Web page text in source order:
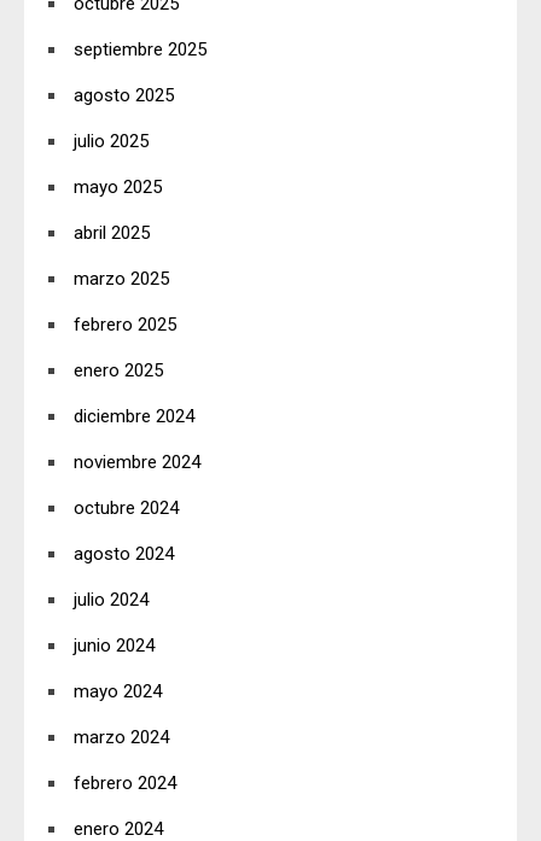
septiembre 2025
agosto 2025
julio 2025
mayo 2025
abril 2025
marzo 2025
febrero 2025
enero 2025
diciembre 2024
noviembre 2024
octubre 2024
agosto 2024
julio 2024
junio 2024
mayo 2024
marzo 2024
febrero 2024
enero 2024